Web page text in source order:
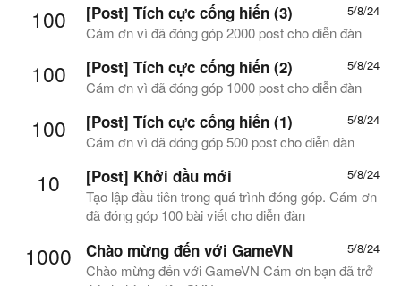
100 5/8/24
[Post] Tích cực cống hiến (3)
Cám ơn vì đã đóng góp 2000 post cho diễn đàn
100 5/8/24
[Post] Tích cực cống hiến (2)
Cám ơn vì đã đóng góp 1000 post cho diễn đàn
100 5/8/24
[Post] Tích cực cống hiến (1)
Cám ơn vì đã đóng góp 500 post cho diễn đàn
10 5/8/24
[Post] Khởi đầu mới
Tạo lập đầu tiên trong quá trình đóng góp. Cám ơn
đã đóng góp 100 bài viết cho diễn đàn
1000 5/8/24
Chào mừng đến với GameVN
Chào mừng đến với GameVN Cám ơn bạn đã trở